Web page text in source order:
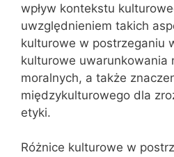
wpływ kontekstu
uwzględnieniem takich
kulturowe w postrzeganiu
kulturowe uwarunkowania
moralnych, a także
międzykulturowego dla
etyki.
Różnice kulturowe w